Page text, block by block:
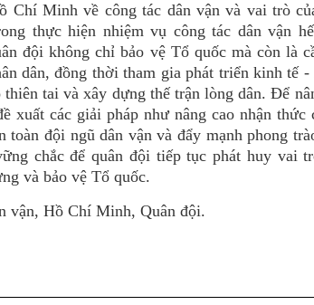
Chí Minh về công tác dân vận và vai trò
thực hiện nhiệm vụ công tác dân vận
đội không chỉ bảo vệ Tổ quốc mà còn là
dân, đồng thời tham gia phát triển kinh tế
tai và xây dựng thế trận lòng dân. Để
xuất các giải pháp như nâng cao nhận thức
toàn đội ngũ dân vận và đẩy mạnh phong
chắc để quân đội tiếp tục phát huy vai
và bảo vệ Tổ quốc.
vận, Hồ Chí Minh, Quân đội.